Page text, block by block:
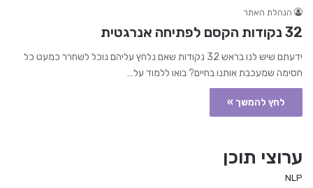
הנהלת האתר
32 נקודות הקסם לפתיחה אנרגטית
ידעתם שיש לנו בראש 32 נקודות שאם נלחץ עליהם נוכל לשחרר כמעט כל
חסימה שמעכבת אותנו בחיים? בואו ללמוד על…
לחץ להמשך »
ערוצי תוכן
NLP